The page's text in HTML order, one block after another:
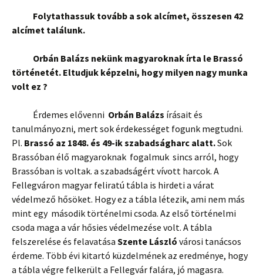
Folytathassuk tovább a sok alcímet, összesen 42
alcímet találunk.
Orbán Balázs nekünk magyaroknak írta le Brassó
történetét. Eltudjuk képzelni, hogy milyen nagy munka
volt ez ?
Érdemes elővenni Orbán Balázs írásait és
tanulmányozni, mert sok érdekességet fogunk megtudni.
Pl. Brassó az 1848. és 49-ik szabadságharc alatt.Sok
Brassóban élő magyaroknak fogalmuk sincs arról, hogy
Brassóban is voltak. a szabadságért vívott harcok. A
Fellegváron magyar feliratú tábla is hirdeti a várat
védelmező hősöket. Hogy ez a tábla létezik, ami nem más
mint egy második történelmi csoda. Az első történelmi
csoda maga a vár hősies védelmezése volt. A tábla
felszerelése és felavatása Szente László városi tanácsos
érdeme. Több évi kitartó küzdelmének az eredménye, hogy
a tábla végre felkerült a Fellegvár falára, jó magasra.